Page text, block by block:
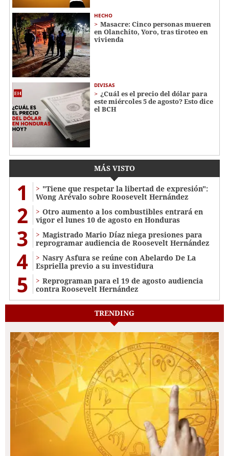
HECHO
Masacre: Cinco personas mueren
en Olanchito, Yoro, tras tiroteo en
vivienda
DIVISAS
¿Cuál es el precio del dólar para
este miércoles 5 de agosto? Esto dice
el BCH
MÁS VISTO
1
"Tiene que respetar la libertad de expresión":
Wong Arévalo sobre Roosevelt Hernández
2
Otro aumento a los combustibles entrará en
vigor el lunes 10 de agosto en Honduras
3
Magistrado Mario Díaz niega presiones para
reprogramar audiencia de Roosevelt Hernández
4
Nasry Asfura se reúne con Abelardo De La
Espriella previo a su investidura
5
Reprograman para el 19 de agosto audiencia
contra Roosevelt Hernández
TRENDING